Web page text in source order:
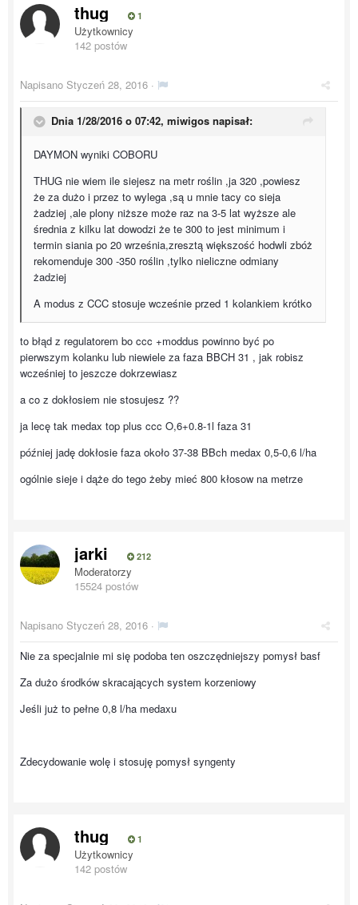
thug 1
Użytkownicy
142 postów
Napisano Styczeń 28, 2016 ·
Dnia 1/28/2016 o 07:42, miwigos napisał:
DAYMON wyniki COBORU
THUG nie wiem ile siejesz na metr roślin ,ja 320 ,powiesz
że za dużo i przez to wylega ,są u mnie tacy co sieja
żadziej ,ale plony niższe może raz na 3-5 lat wyższe ale
średnia z kilku lat dowodzi że te 300 to jest minimum i
termin siania po 20 września,zresztą większość hodwli zbóż
rekomenduje 300 -350 roślin ,tylko nieliczne odmiany
żadziej
A modus z CCC stosuje wcześnie przed 1 kolankiem krótko
to błąd z regulatorem bo ccc +moddus powinno być po
pierwszym kolanku lub niewiele za faza BBCH 31 , jak robisz
wcześniej to jeszcze dokrzewiasz
a co z dokłosiem nie stosujesz ??
ja lecę tak medax top plus ccc O,6+0.8-1l faza 31
później jadę dokłosie faza około 37-38 BBch medax 0,5-0,6 l/ha
ogólnie sieje i dąże do tego żeby mieć 800 kłosow na metrze
jarki 212
Moderatorzy
15524 postów
Napisano Styczeń 28, 2016 ·
Nie za specjalnie mi się podoba ten oszczędniejszy pomysł basf
Za dużo środków skracających system korzeniowy
Jeśli już to pełne 0,8 l/ha medaxu
Zdecydowanie wolę i stosuję pomysł syngenty
thug 1
Użytkownicy
142 postów